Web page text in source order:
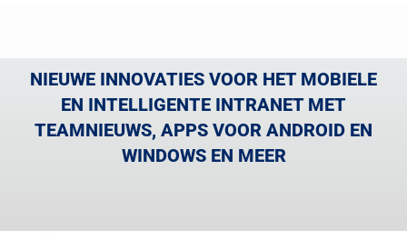
NIEUWE INNOVATIES VOOR HET MOBIELE
EN INTELLIGENTE INTRANET MET
TEAMNIEUWS, APPS VOOR ANDROID EN
WINDOWS EN MEER